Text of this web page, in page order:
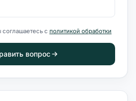
с политикой обработки
вопрос